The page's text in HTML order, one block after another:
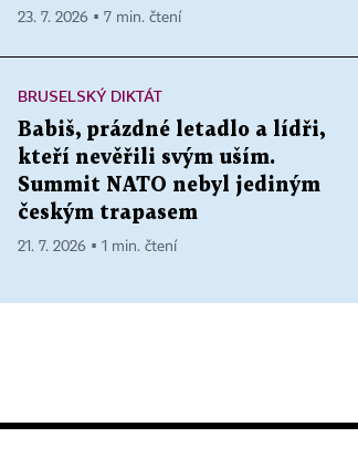
23. 7. 2026 ▪ 7 min. čtení
BRUSELSKÝ DIKTÁT
Babiš, prázdné letadlo a lídři,
kteří nevěřili svým uším.
Summit NATO nebyl jediným
českým trapasem
21. 7. 2026 ▪ 1 min. čtení